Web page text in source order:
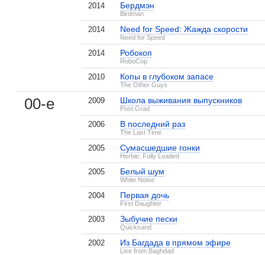
2014 Бердмэн
Birdman
2014 Need for Speed: Жажда скорости
Need for Speed
2014 Робокоп
RoboCop
2010 Копы в глубоком запасе
The Other Guys
00-е 2009 Школа выживания выпускников
Post Grad
2006 В последний раз
The Last Time
2005 Сумасшедшие гонки
Herbie: Fully Loaded
2005 Белый шум
White Noise
2004 Первая дочь
First Daughter
2003 Зыбучие пески
Quicksand
2002 Из Багдада в прямом эфире
Live from Baghdad